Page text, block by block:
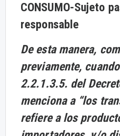
CONSUMO-Sujeto
responsable
De esta manera,
previamente,
2.2.1.3.5. del
menciona a “los
refiere a los